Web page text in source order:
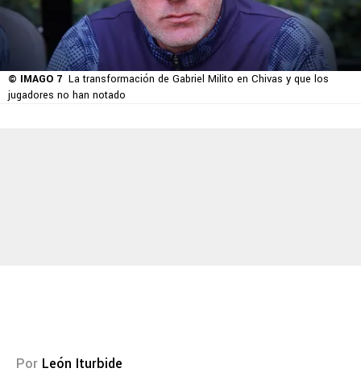
© IMAGO 7 La transformación de Gabriel Milito en Chivas y que los
jugadores no han notado
Por León Iturbide